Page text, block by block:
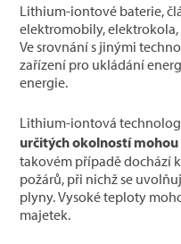
Lithium-iontové baterie,
elektromobily,
Ve srovnání s jinými
zařízení pro ukládání
energie.
Lithium-iontová
určitých okolností
takovém případě dochází
požárů, při nichž se
plyny. Vysoké teploty
majetek.